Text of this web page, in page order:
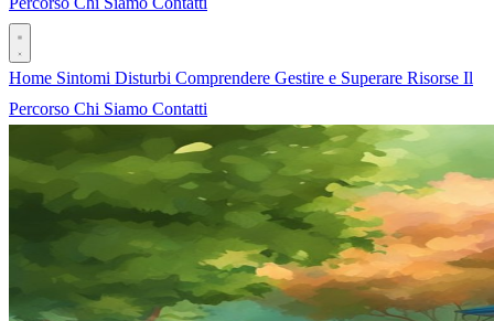
Home Sintomi Disturbi Comprendere Gestire e Superare Risorse Il
Percorso Chi Siamo Contatti